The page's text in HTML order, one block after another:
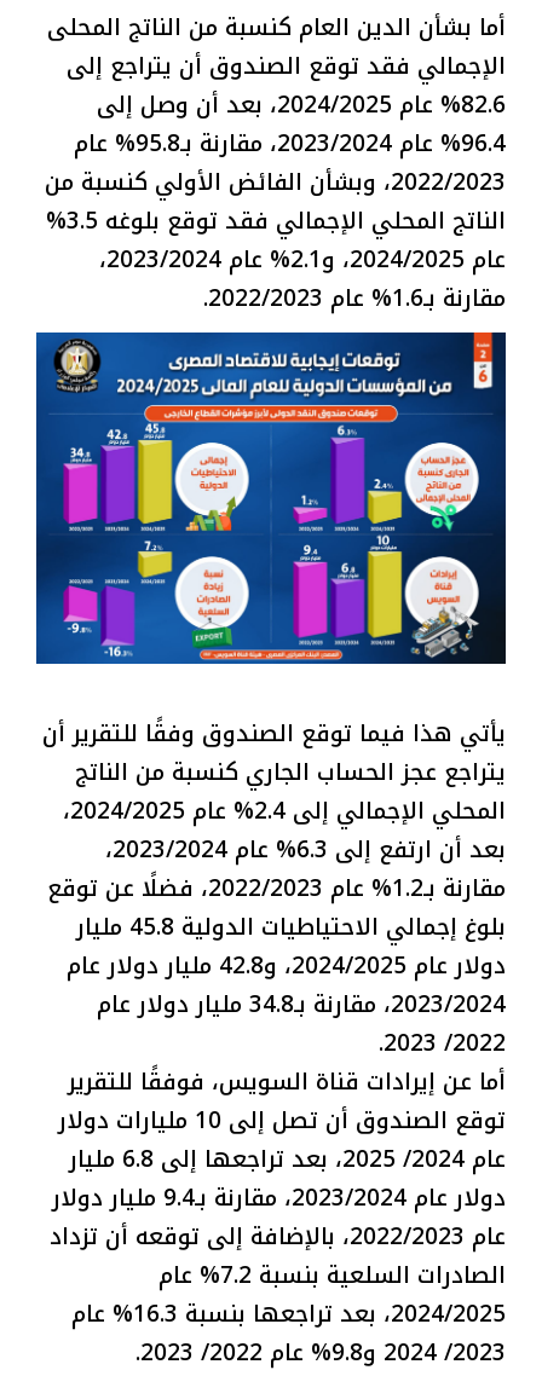
أما بشأن الدين العام كنسبة من الناتج المحلى
الإجمالي فقد توقع الصندوق أن يتراجع إلى
82.6% عام 2024/2025، بعد أن وصل إلى
96.4% عام 2023/2024، مقارنة بـ95.8% عام
2022/2023، وبشأن الفائض الأولي كنسبة من
الناتج المحلي الإجمالي فقد توقع بلوغه 3.5%
عام 2024/2025، و2.1% عام 2023/2024،
مقارنة بـ1.6% عام 2022/2023.
يأتي هذا فيما توقع الصندوق وفقًا للتقرير أن
يتراجع عجز الحساب الجاري كنسبة من الناتج
المحلي الإجمالي إلى 2.4% عام 2024/2025،
بعد أن ارتفع إلى 6.3% عام 2023/2024،
مقارنة بـ1.2% عام 2022/2023، فضلًا عن توقع
بلوغ إجمالي الاحتياطيات الدولية 45.8 مليار
دولار عام 2024/2025، و42.8 مليار دولار عام
2023/2024، مقارنة بـ34.8 مليار دولار عام
2022/ 2023.
أما عن إيرادات قناة السويس، فوفقًا للتقرير
توقع الصندوق أن تصل إلى 10 مليارات دولار
عام 2024/ 2025، بعد تراجعها إلى 6.8 مليار
دولار عام 2023/2024، مقارنة بـ9.4 مليار دولار
عام 2022/2023، بالإضافة إلى توقعه أن تزداد
الصادرات السلعية بنسبة 7.2% عام
2024/2025، بعد تراجعها بنسبة 16.3% عام
2023/ 2024 و9.8% عام 2022/ 2023.